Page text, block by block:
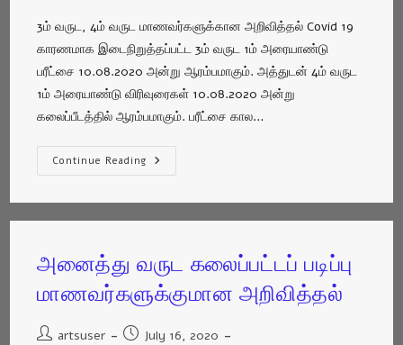
3ம் வருட, 4ம் வருட மாணவர்களுக்கான அறிவித்தல் Covid 19
காரணமாக இடைநிறுத்தப்பட்ட 3ம் வருட 1ம் அரையாண்டு
பரீட்சை 10.08.2020 அன்று ஆரம்பமாகும். அத்துடன் 4ம் வருட
1ம் அரையாண்டு விரிவுரைகள் 10.08.2020 அன்று
கலைப்பீடத்தில் ஆரம்பமாகும். பரீட்சை கால…
Continue Reading
அனைத்து வருட கலைப்பட்டப் படிப்பு
மாணவர்களுக்குமான அறிவித்தல்
artsuser July 16, 2020